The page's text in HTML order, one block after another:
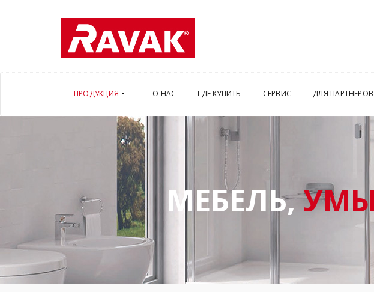
ПРОДУКЦИЯ О НАС ГДЕ КУПИТЬ СЕРВИС ДЛЯ ПАРТНЕРОВ
МЕБЕЛЬ,